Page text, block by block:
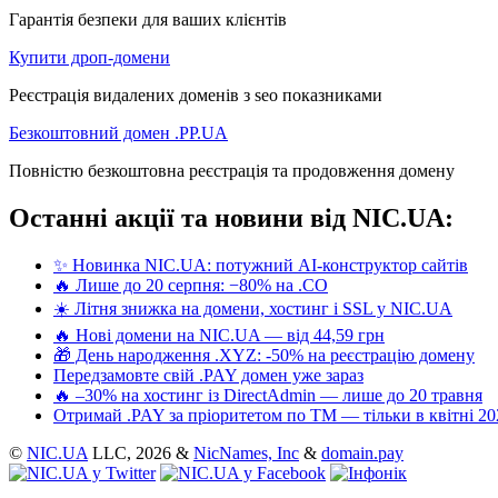
Гарантія безпеки для ваших клієнтів
Купити дроп-домени
Реєстрація видалених доменів з seo показниками
Безкоштовний домен .PP.UA
Повністю безкоштовна реєстрація та продовження домену
Останні акції та новини від NIC.UA:
✨ Новинка NIC.UA: потужний AI-конструктор сайтів
🔥 Лише до 20 серпня: −80% на .CO
☀️ Літня знижка на домени, хостинг і SSL у NIC.UA
🔥 Нові домени на NIC.UA — від 44,59 грн
🎁 День народження .XYZ: -50% на реєстрацію домену
Передзамовте свій .PAY домен уже зараз
🔥 –30% на хостинг із DirectAdmin — лише до 20 травня
Отримай .PAY за пріоритетом по ТМ — тільки в квітні
© NIC.UA LLC, 2026 & NicNames, Inc & domain.pay